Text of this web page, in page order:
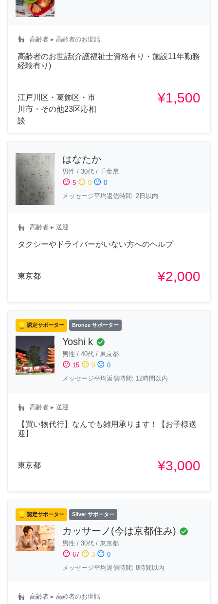
escalator_warning 高齢者 ▸ 高齢者のお世話
高齢者のお世話(介護福祉士資格有り・施設11年勤務
経験有り)
江戸川区・葛飾区・市
川市・その他23区応相
談
¥1,500
はなたか
男性 / 30代 / 千葉県
sentiment_satisfied 5 sentiment_neutral 0 sentiment_dissatisfied 0
メッセージ平均返信時間: 2日以内
escalator_warning 高齢者 ▸ 送迎
タクシーやドライバーがいない方へのヘルプ
東京都 ¥2,000
認定サポーター Bronze サポーター
Yoshi k check_circle
男性 / 40代 / 東京都
sentiment_satisfied 15 sentiment_neutral 0 sentiment_dissatisfied 0
メッセージ平均返信時間: 12時間以内
escalator_warning 高齢者 ▸ 送迎
【買い物代行】なんでも雑用承ります！【お子様送
迎】
東京都 ¥3,000
認定サポーター Silver サポーター
カッサーノ(今は京都住み) check_circle
男性 / 30代 / 東京都
sentiment_satisfied 67 sentiment_neutral 3 sentiment_dissatisfied 0
メッセージ平均返信時間: 8時間以内
escalator_warning 高齢者 ▸ 高齢者のお世話